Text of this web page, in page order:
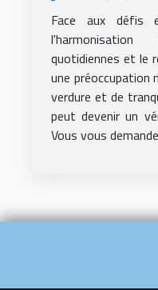
de votre
Face aux défis
quotidiennes et le
une préoccupation
verdure et de
peut devenir un
Vous vous